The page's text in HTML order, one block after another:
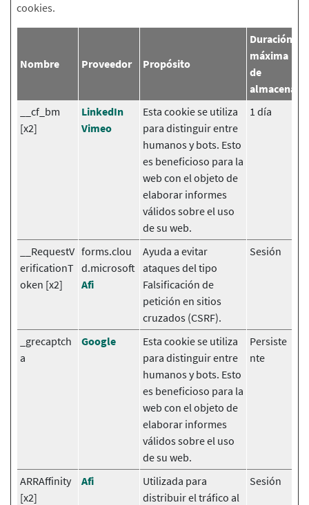
cookies.
Nombre Proveedor Propósito
Duración
máxima
de
__cf_bm
[x2]
LinkedIn
Vimeo
Esta cookie se utiliza
para distinguir entre
humanos y bots. Esto
es beneficioso para la
web con el objeto de
elaborar informes
válidos sobre el uso
de su web.
1 día
__RequestV
erificationT
oken [x2]
forms.clou
d.microsoft
Afi
Ayuda a evitar
ataques del tipo
Falsificación de
petición en sitios
cruzados (CSRF).
Sesión
_grecaptch
a
Google
Esta cookie se utiliza
para distinguir entre
humanos y bots. Esto
es beneficioso para la
web con el objeto de
elaborar informes
válidos sobre el uso
de su web.
Persiste
nte
ARRAffinity
[x2]
Afi
Utilizada para
distribuir el tráfico al
Sesión